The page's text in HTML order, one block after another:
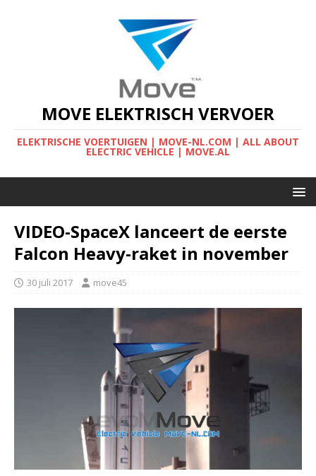
MOVE ELEKTRISCH VERVOER
ELEKTRISCHE VOERTUIGEN | MOVE-NL.COM | ALL ABOUT
ELECTRIC VEHICLE | MOVE.AL
VIDEO-SpaceX lanceert de eerste
Falcon Heavy-raket in november
30 juli 2017 move45